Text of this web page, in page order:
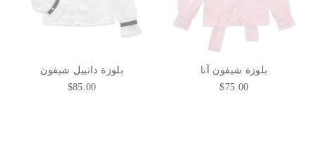
بلوزة دانييل شيفون
$85.00
بلوزة شيفون آنا
$75.00